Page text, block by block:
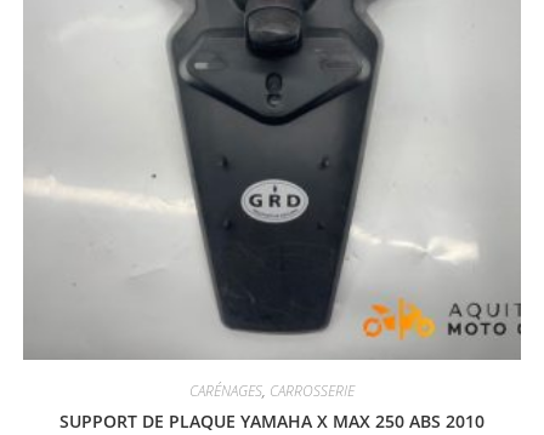
CARÉNAGES, CARROSSERIE
SUPPORT DE PLAQUE YAMAHA X MAX 250 ABS 2010